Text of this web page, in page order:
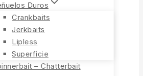
Duros
Crankbaits
Jerkbaits
Lipless
Superficie
– Chatterbait